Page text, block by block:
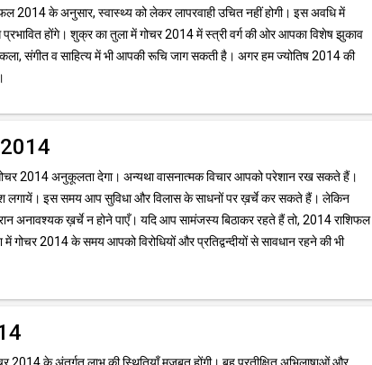
2014 के अनुसार, स्वास्थ्य को लेकर लापरवाही उचित नहीं होगी। इस अवधि में
होंगे। शुक्र का तुला में गोचर 2014 में स्त्री वर्ग की ओर आपका विशेष झुकाव
संगीत व साहित्य में भी आपकी रूचि जाग सकती है। अगर हम ज्योतिष 2014 की
2014
2014 अनुकूलता देगा। अन्यथा वासनात्मक विचार आपको परेशान रख सकते हैं।
लगायें। इस समय आप सुविधा और विलास के साधनों पर ख़र्चे कर सकते हैं। लेकिन
अनावश्यक ख़र्चे न होने पाएँ। यदि आप सामंजस्य बिठाकर रहते हैं तो, 2014 राशिफल
2014 के समय आपको विरोधियों और प्रतिद्वन्दीयों से सावधान रहने की भी